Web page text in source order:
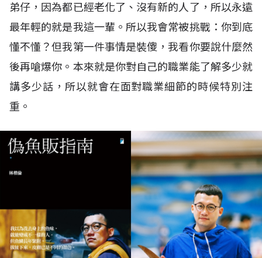
弟仔，因為都已經老化了、沒有新的人了，所以永遠
最年輕的就是我這一輩。所以我會常被挑戰：你到底
懂不懂？但我第一件事情是裝傻，我看你要說什麼然
後再嗆爆你。本來就是你對自己的職業能了解多少就
講多少話，所以就會在面對職業細節的時候特別注
重。